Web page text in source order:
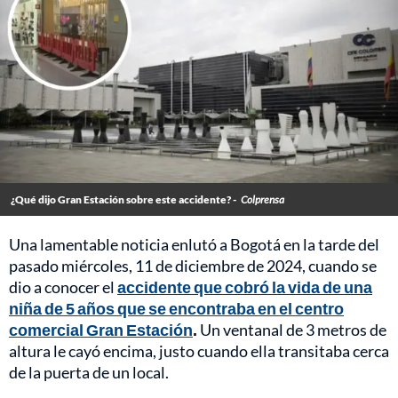
¿Qué dijo Gran Estación sobre este accidente? - Colprensa
Una lamentable noticia enlutó a Bogotá en la tarde del
pasado miércoles, 11 de diciembre de 2024, cuando se
dio a conocer elaccidente que cobró la vida de una
niña de 5 años que se encontraba en el centro
comercial Gran Estación. Un ventanal de 3 metros de
altura le cayó encima, justo cuando ella transitaba cerca
de la puerta de un local.